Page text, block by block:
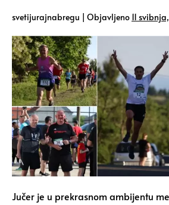
svetijurajnabregu | Objavljeno 11
Jučer je u prekrasnom ambijentu